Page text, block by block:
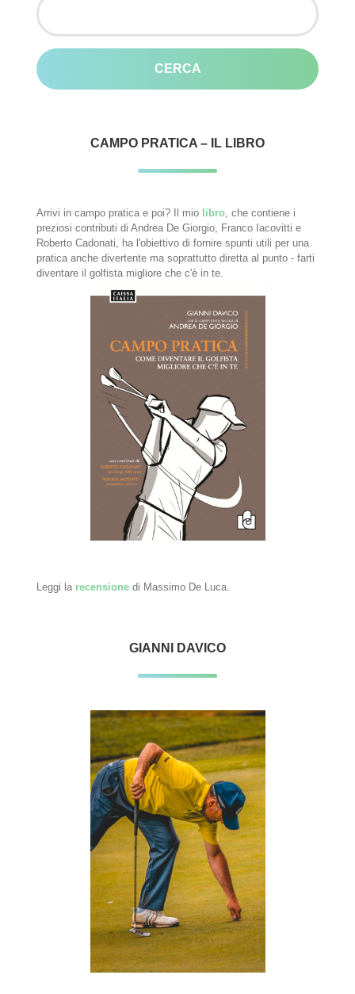
CAMPO PRATICA – IL LIBRO
Arrivi in campo pratica e poi? Il mio libro , che contiene i
preziosi contributi di Andrea De Giorgio, Franco Iacovitti e
Roberto Cadonati, ha l'obiettivo di fornire spunti utili per una
pratica anche divertente ma soprattutto diretta al punto - farti
diventare il golfista migliore che c'è in te.
Leggi la recensione di Massimo De Luca.
GIANNI DAVICO